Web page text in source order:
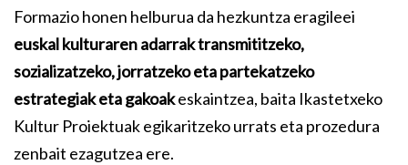
Formazio honen helburua da hezkuntza eragileei
euskal kulturaren adarrak transmititzeko,
sozializatzeko, jorratzeko eta partekatzeko
estrategiak eta gakoakeskaintzea, baita Ikastetxeko
Kultur Proiektuak egikaritzeko urrats eta prozedura
zenbait ezagutzea ere.